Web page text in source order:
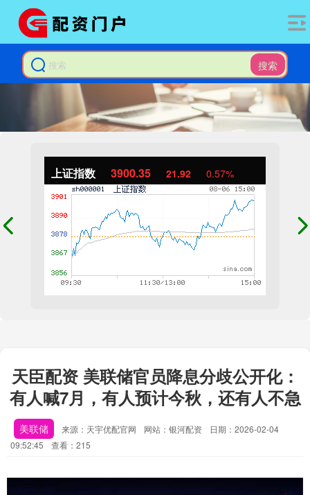
搜索
上证指数 3900.35 21.92 0.57%
天臣配资 美联储官员降息分歧公开化：
有人喊7月，有人预计今秋，还有人不急
美联储 来源：天宇优配官网 网站：银河配资
日期：2026-02-04
09:52:45
查看：215